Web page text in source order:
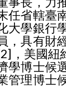
任省轄臺
大學銀行
，具有財
，美國紐
學博士候
管理博士